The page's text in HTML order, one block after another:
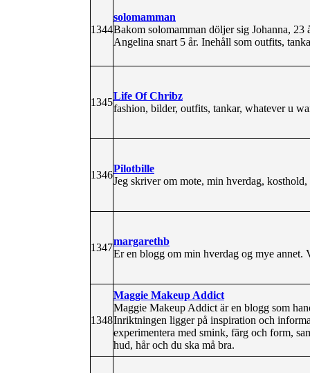
1344
solomamman
Bakom solomamman döljer sig Johanna,
Angelina snart 5 år. Inehåll som outfits,
1345
Life Of Chribz
fashion, bilder, outfits, tankar, whatever u
1346
Pilotbille
Jeg skriver om mote, min hverdag,
1347
margarethb
Er en blogg om min hverdag og mye annet.
1348
Maggie Makeup Addict
Maggie Makeup Addict är en blogg som
Inriktningen ligger på inspiration och
experimentera med smink, färg och form,
hud, hår och du ska må bra.